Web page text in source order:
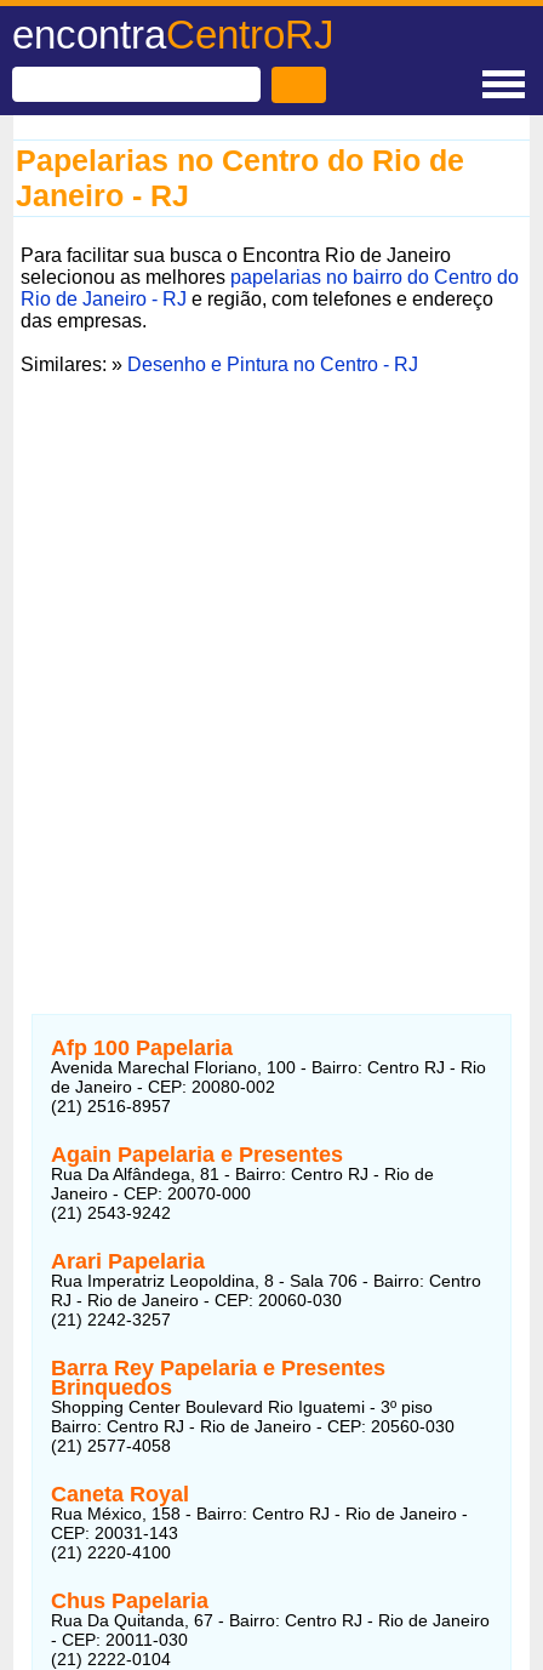
encontraCentroRJ
Papelarias no Centro do Rio de
Janeiro - RJ
Para facilitar sua busca o Encontra Rio de Janeiro
selecionou as melhores papelarias no bairro do Centro do
Rio de Janeiro - RJ e região, com telefones e endereço
das empresas.
Similares: » Desenho e Pintura no Centro - RJ
Afp 100 Papelaria
Avenida Marechal Floriano, 100 - Bairro: Centro RJ - Rio
de Janeiro - CEP: 20080-002
(21) 2516-8957
Again Papelaria e Presentes
Rua Da Alfândega, 81 - Bairro: Centro RJ - Rio de
Janeiro - CEP: 20070-000
(21) 2543-9242
Arari Papelaria
Rua Imperatriz Leopoldina, 8 - Sala 706 - Bairro: Centro
RJ - Rio de Janeiro - CEP: 20060-030
(21) 2242-3257
Barra Rey Papelaria e Presentes
Brinquedos
Shopping Center Boulevard Rio Iguatemi - 3º piso
Bairro: Centro RJ - Rio de Janeiro - CEP: 20560-030
(21) 2577-4058
Caneta Royal
Rua México, 158 - Bairro: Centro RJ - Rio de Janeiro -
CEP: 20031-143
(21) 2220-4100
Chus Papelaria
Rua Da Quitanda, 67 - Bairro: Centro RJ - Rio de Janeiro
- CEP: 20011-030
(21) 2222-0104